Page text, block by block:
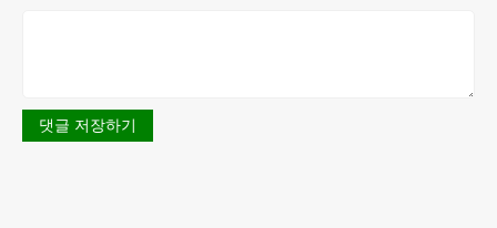
댓글 저장하기